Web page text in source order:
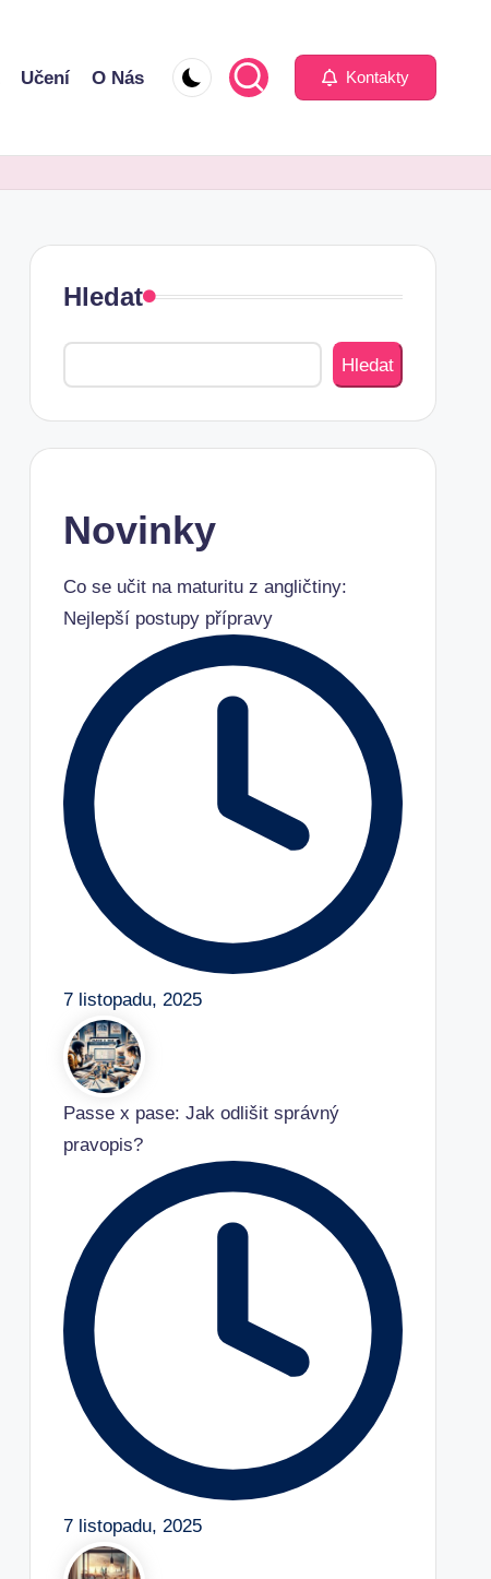
Učení O Nás Kontakty
Hledat
Hledat
Novinky
Co se učit na maturitu z angličtiny:
Nejlepší postupy přípravy
7 listopadu, 2025
Passe x pase: Jak odlišit správný
pravopis?
7 listopadu, 2025